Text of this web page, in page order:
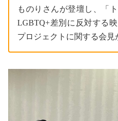
ものりさんが登壇し、「
LGBTQ+差別に反対する
プロジェクトに関する会見